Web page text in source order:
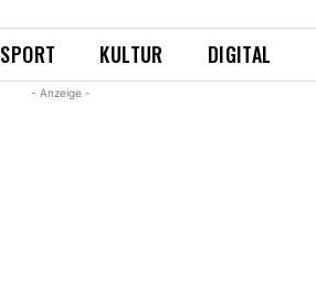
SPORT KULTUR DIGITAL
- Anzeige -